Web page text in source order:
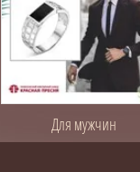
Для мужчин